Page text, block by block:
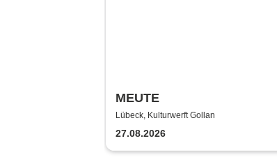
MEUTE
Lübeck, Kulturwerft Gollan
27.08.2026